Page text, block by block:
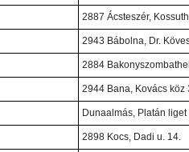
2887 Ácsteszér,
2943 Bábolna, Dr.
2884
2944 Bana, Kovács köz
Dunaalmás, Platán
2898 Kocs, Dadi u. 14.